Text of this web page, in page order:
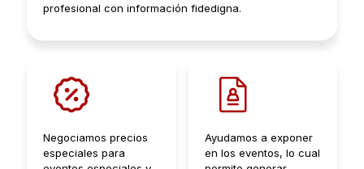
profesional con información fidedigna.
Negociamos precios
especiales para
Ayudamos a exponer
en los eventos, lo cual